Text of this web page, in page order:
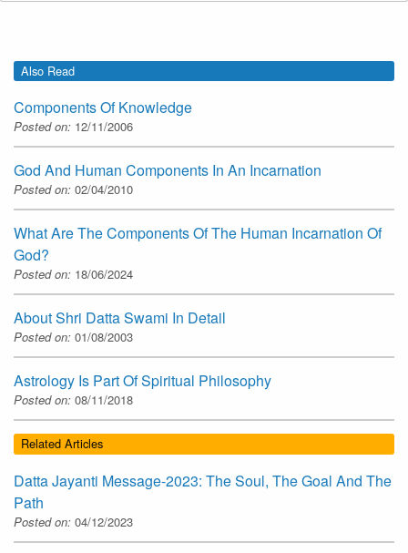
Also Read
Components Of Knowledge
Posted on: 12/11/2006
God And Human Components In An Incarnation
Posted on: 02/04/2010
What Are The Components Of The Human Incarnation Of
God?
Posted on: 18/06/2024
About Shri Datta Swami In Detail
Posted on: 01/08/2003
Astrology Is Part Of Spiritual Philosophy
Posted on: 08/11/2018
Related Articles
Datta Jayanti Message-2023: The Soul, The Goal And The
Path
Posted on: 04/12/2023